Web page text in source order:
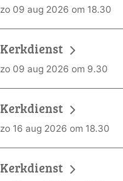
zo 09 aug 2026 om 18.30
Kerkdienst
zo 09 aug 2026 om 9.30
Kerkdienst
zo 16 aug 2026 om 18.30
Kerkdienst